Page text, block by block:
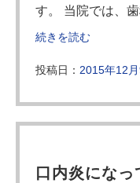
す。 当院では、
続きを読む
投稿日： 2015年12
口内炎にな